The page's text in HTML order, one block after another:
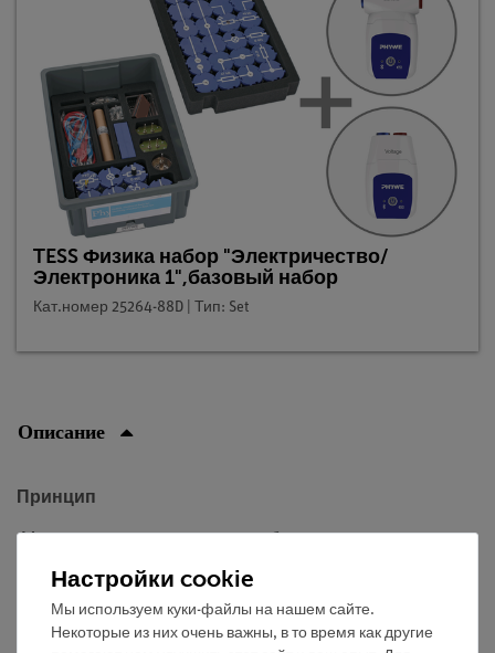
TESS Физика набор "Электричество/
Электроника 1",базовый набор
Кат.номер 25264-88D | Тип: Set
Описание
Принцип
Мощность электрического прибора можно качественно
оценить по его яркости, излучаемому теплу, громкости
Настройки cookie
Мы используем куки-файлы на нашем сайте.
Некоторые из них очень важны, в то время как другие